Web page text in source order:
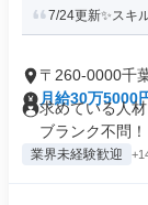
7/24更新✨スキ
〒260-0000千
月給30万5000
求めている人
ブランク不問！
業界未経験歓迎